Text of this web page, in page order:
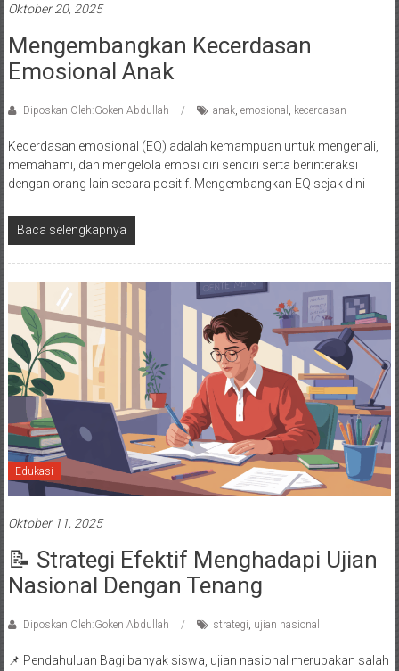
Oktober 20, 2025
Mengembangkan Kecerdasan
Emosional Anak
Diposkan Oleh:Goken Abdullah anak, emosional kecerdasan
Kecerdasan emosional (EQ) adalah kemampuan untuk mengenali,
memahami, dan mengelola emosi diri sendiri serta berinteraksi
dengan orang lain secara positif. Mengembangkan EQ sejak dini
Baca selengkapnya
Edukasi
Oktober 11, 2025
📝 Strategi Efektif Menghadapi Ujian
Nasional Dengan Tenang
Diposkan Oleh:Goken Abdullah strategi, ujian nasional
📌 Pendahuluan Bagi banyak siswa, ujian nasional merupakan salah